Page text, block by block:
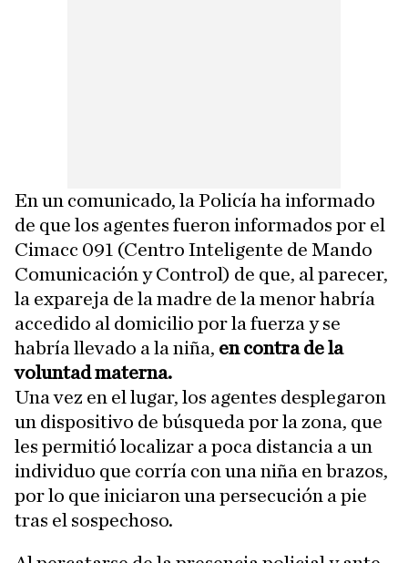
En un comunicado, la Policía ha informado
de que los agentes fueron informados por el
Cimacc 091 (Centro Inteligente de Mando
Comunicación y Control) de que, al parecer,
la expareja de la madre de la menor habría
accedido al domicilio por la fuerza y se
habría llevado a la niña, en contra de la
voluntad materna.
Una vez en el lugar, los agentes desplegaron
un dispositivo de búsqueda por la zona, que
les permitió localizar a poca distancia a un
individuo que corría con una niña en brazos,
por lo que iniciaron una persecución a pie
tras el sospechoso.